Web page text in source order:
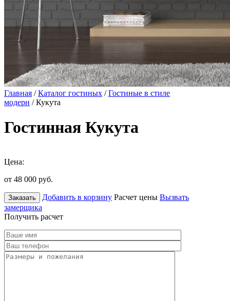
Главная /Каталог гостиных /Гостиные в стиле
модерн / Кукута
Гостинная Кукута
Цена:
от 48 000 руб.
Заказать Добавить в корзину Расчет цены Вызвать
замерщика
Получить расчет